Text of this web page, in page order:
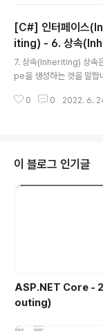
Program.cs에 작성합
ace myapp { class
Main(string[] args) { }
Cop.Analyzers 패키지
ckage StyleCo..
[C#] 인터페이스
iting) - 6. 상속
7. 상속(Inheriting) 상속
pe을 생성하는 것을 말
ublic int Drive(int
//상속 { } 실제 Sedan은
지 않지만 Car의
음과 같이 Sedan을 활용
0 0 2022. 6.
이 블로그 인기글
ASP.NET Core -
outing)